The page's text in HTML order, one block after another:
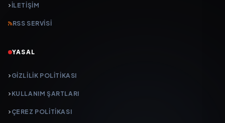
İLETIŞIM
RSS SERVISI
YASAL
GIZLILIK POLITIKASI
KULLANIM ŞARTLARI
ÇEREZ POLITIKASI